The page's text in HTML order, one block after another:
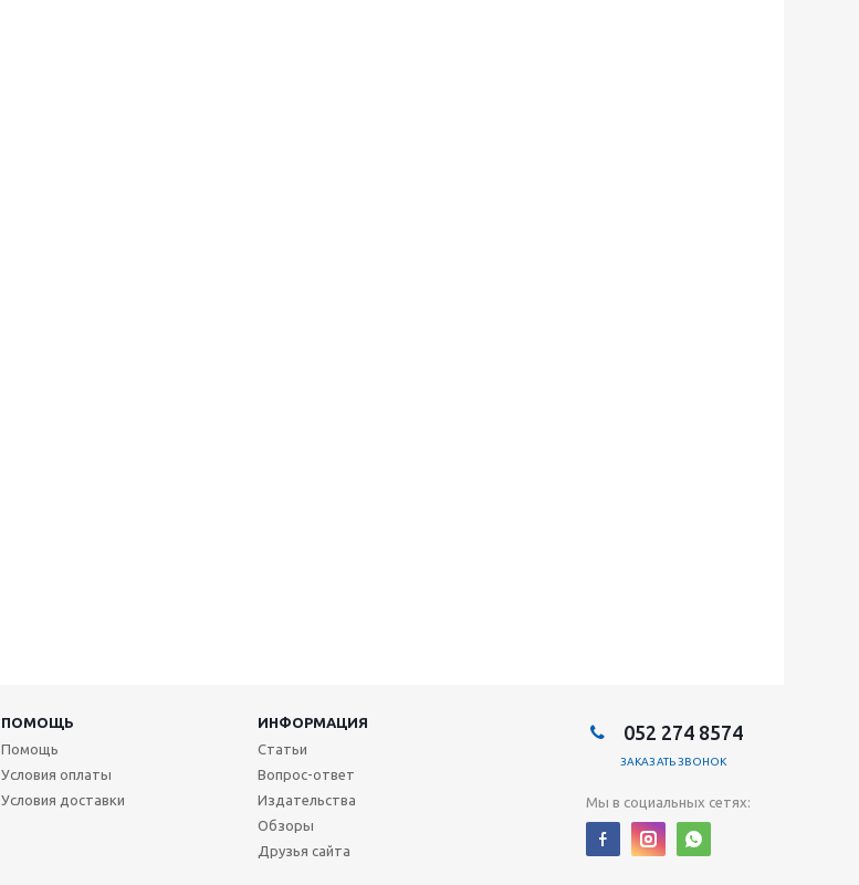
ПОМОЩЬ
ИНФОРМАЦИЯ
Помощь
Условия оплаты
Условия доставки
Статьи
Вопрос-ответ
Издательства
Обзоры
Друзья сайта
052 274 8574
ЗАКАЗАТЬ ЗВОНОК
Мы в социальных сетях: